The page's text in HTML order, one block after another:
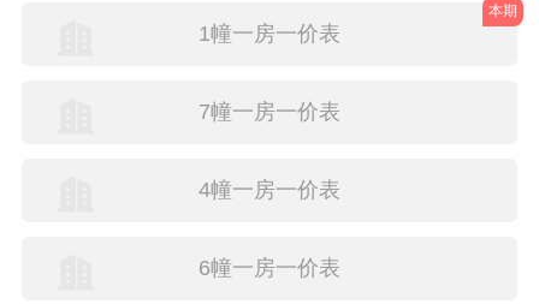
1幢一房一价表
本期
7幢一房一价表
4幢一房一价表
6幢一房一价表